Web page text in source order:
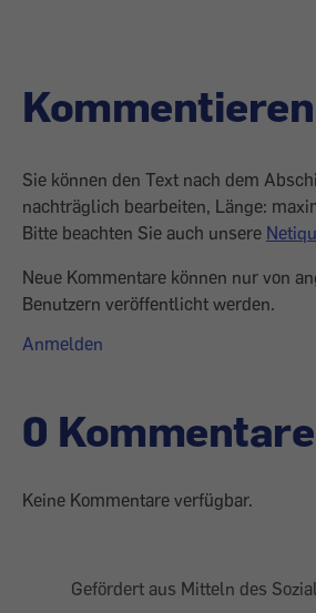
Kommentieren
Sie können den Text nach dem
nachträglich bearbeiten, Länge:
Bitte beachten Sie auch unsere
Neue Kommentare können nur von
Benutzern veröffentlicht werden.
Anmelden
0 Kommentare
Keine Kommentare verfügbar.
Gefördert aus Mitteln des